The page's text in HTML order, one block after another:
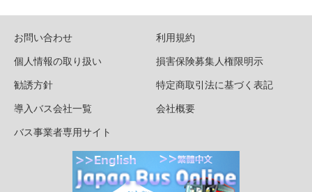
お問い合わせ
利用規約
個人情報の取り扱い
損害保険募集人権限明示
勧誘方針
特定商取引法に基づく表記
導入バス会社一覧
会社概要
バス事業者専用サイト